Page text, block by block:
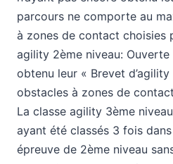
parcours ne comporte au
à zones de contact choisies
agility 2ème niveau:
obtenu leur « Brevet
obstacles à zones de
La classe agility 3ème
ayant été classés 3 fois
épreuve de 2ème niveau